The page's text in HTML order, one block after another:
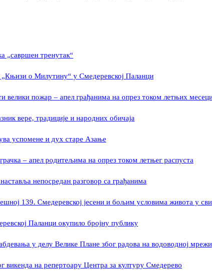
„савршен тренутак“
о Милутину“ у Смедеревској Паланци
велики пожар – апел грађанима на опрез током летњих
вере, традиције и народних обичаја
успомене и дух старе Азање
– апел родитељима на опрез током летњег распуста
непосредан разговор са грађанима
139. Смедеревској јесени и бољим условима живота у
Паланци окупило бројну публику
у делу Велике Плане због радова на водоводној мрежи
викенда на репертоару Центра за културу Смедерево